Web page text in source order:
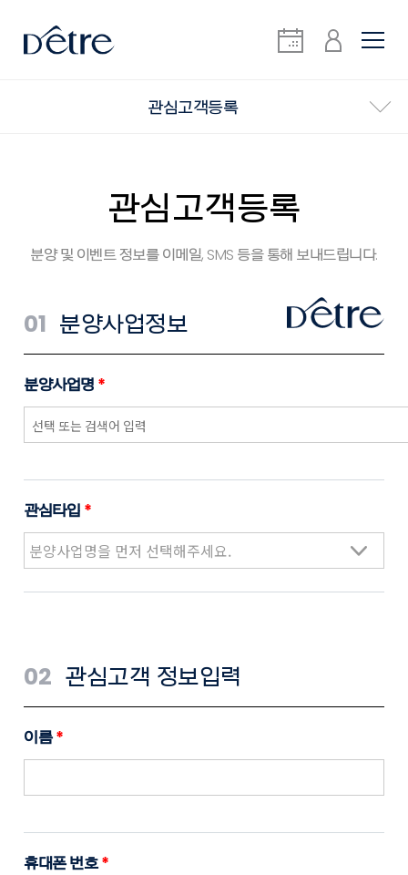
관심고객등록
관심고객등록
분양 및 이벤트 정보를 이메일, SMS 등을 통해 보내드립니다.
01 분양사업정보
분양사업명 *
관심타입 *
02 관심고객 정보입력
이름*
휴대폰 번호*